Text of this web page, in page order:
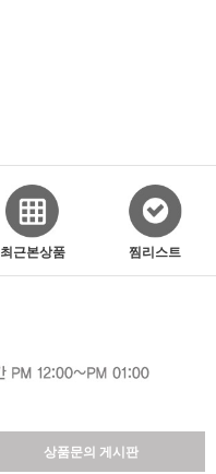
최근본상품 찜리스트
상품문의 게시판